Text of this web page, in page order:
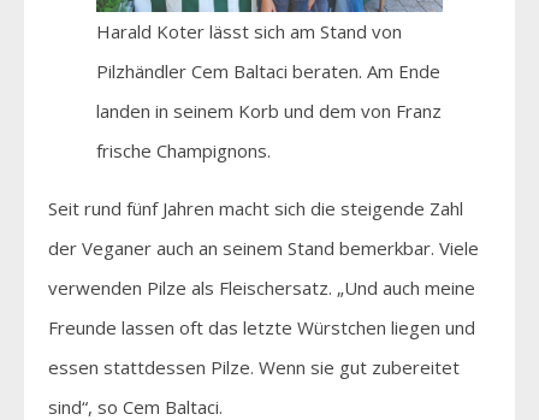
Harald Koter lässt sich am Stand von
Pilzhändler Cem Baltaci beraten. Am Ende
landen in seinem Korb und dem von Franz
frische Champignons.
Seit rund fünf Jahren macht sich die steigende Zahl
der Veganer auch an seinem Stand bemerkbar. Viele
verwenden Pilze als Fleischersatz. „Und auch meine
Freunde lassen oft das letzte Würstchen liegen und
essen stattdessen Pilze. Wenn sie gut zubereitet
sind“, so Cem Baltaci.